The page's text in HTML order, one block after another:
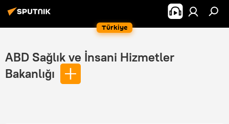
Türkiye
ABD Sağlık ve İnsani Hizmetler
Bakanlığı